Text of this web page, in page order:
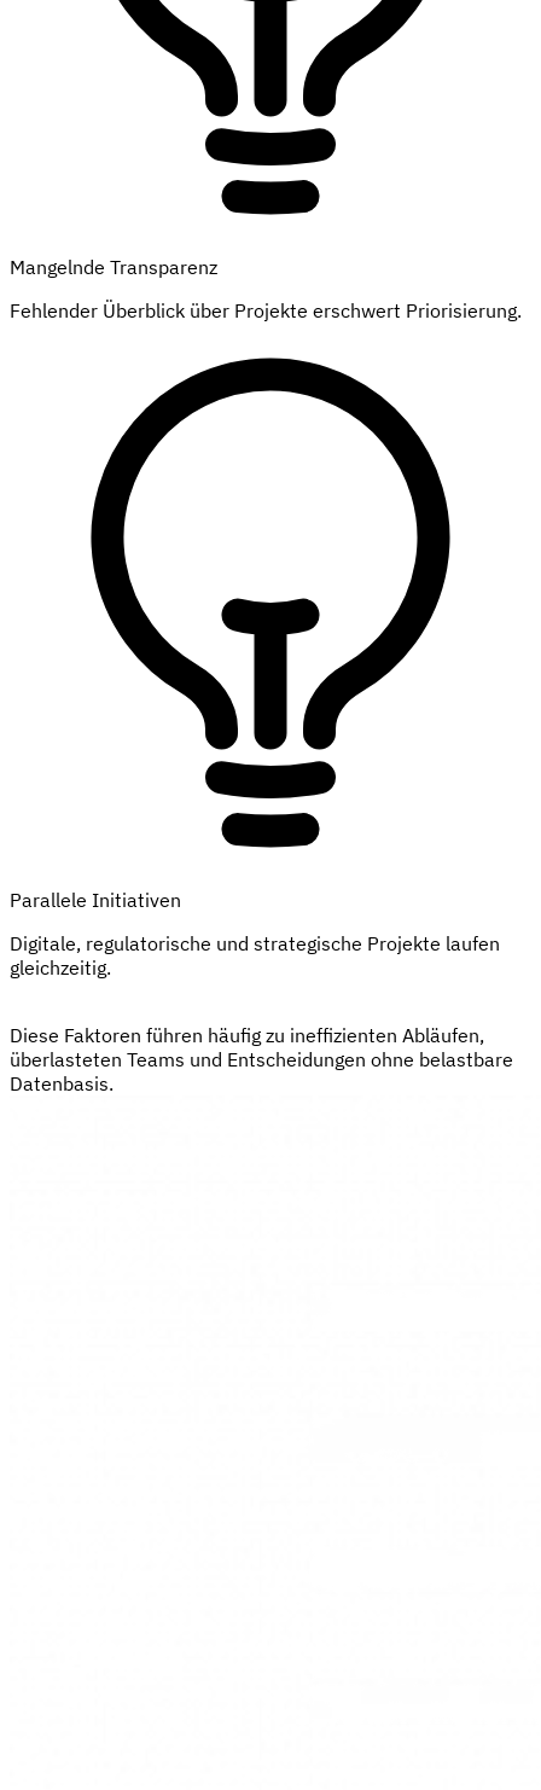
Mangelnde Transparenz
Fehlender Überblick über Projekte erschwert Priorisierung.
Parallele Initiativen
Digitale, regulatorische und strategische Projekte laufen
gleichzeitig.
Diese Faktoren führen häufig zu ineffizienten Abläufen,
überlasteten Teams und Entscheidungen ohne belastbare
Datenbasis.